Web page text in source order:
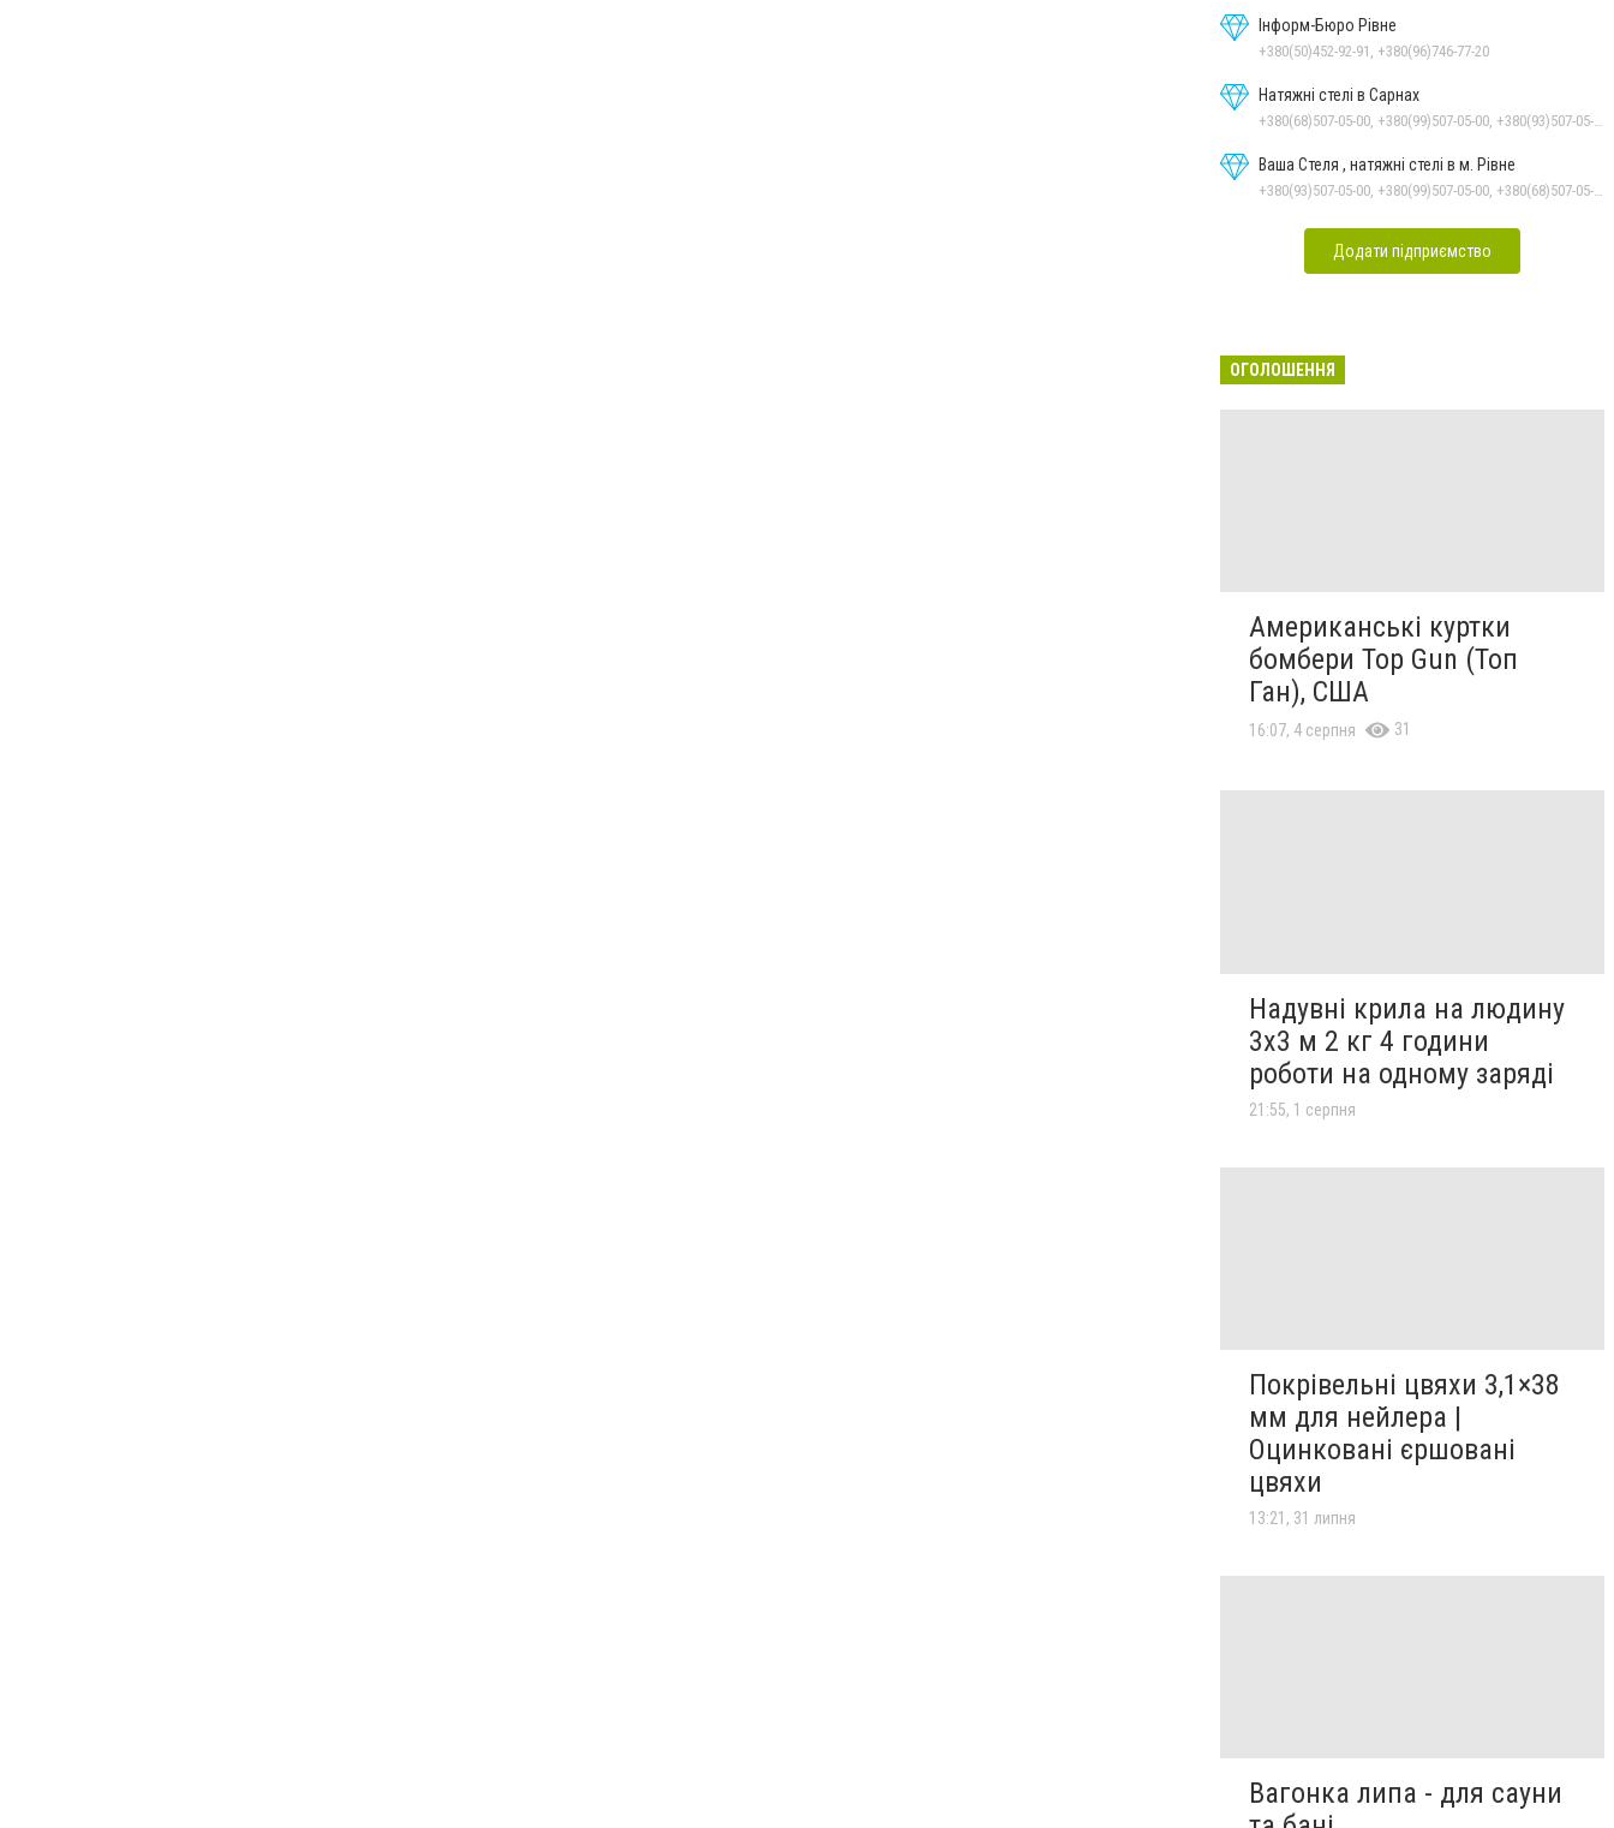
Інформ-Бюро Рівне
+380(50)452-92-91, +380(96)746-77-20
Натяжні стелі в Сарнах
+380(68)507-05-00, +380(99)507-05-00, +380(93)507-05-00
Ваша Стеля , натяжні стелі в м. Рівне
+380(93)507-05-00, +380(99)507-05-00, +380(68)507-05-00
Додати підприємство
ОГОЛОШЕННЯ
Американські куртки
бомбери Top Gun (Топ
Ган), США
16:07, 4 серпня 31
Надувні крила на людину
3х3 м 2 кг 4 години
роботи на одному заряді
21:55, 1 серпня
Покрівельні цвяхи 3,1×38
мм для нейлера |
Оцинковані єршовані
цвяхи
13:21, 31 липня
Вагонка липа - для сауни